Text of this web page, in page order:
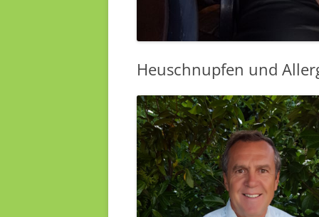
Heuschnupfen und